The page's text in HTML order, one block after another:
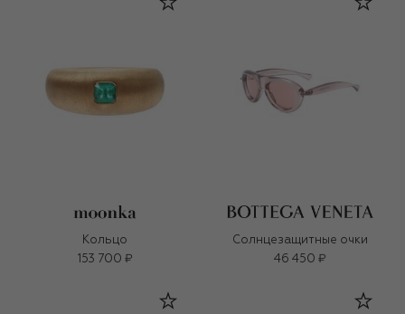
Кольцо
153 700 ₽
Солнцезащитные очки
46 450 ₽